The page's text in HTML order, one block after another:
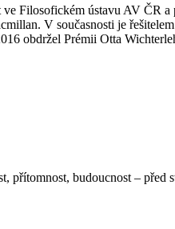
Filosofickém ústavu AV ČR
V současnosti je
obdržel Prémii Otta
přítomnost, budoucnost –